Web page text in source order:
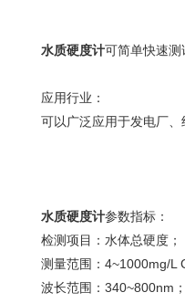
水质硬度计可简单快速
应用行业：
可以广泛应用于发电厂
水质硬度计参数指标：
检测项目：水体总硬度；
测量范围：4~1000mg/L
波长范围：340~800nm